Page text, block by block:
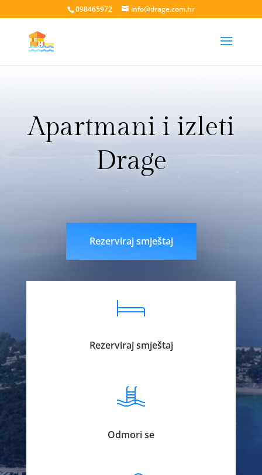
098465972 info@drage.com.hr
Apartmani i izleti
Drage
Rezerviraj smještaj
Rezerviraj smještaj
Odmori se